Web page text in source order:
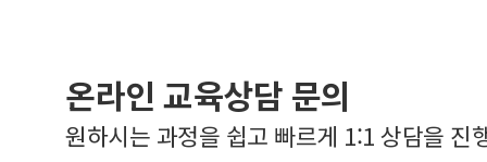
온라인 교육상담 문의
원하시는 과정을 쉽고 빠르게 1:1 상담을 진